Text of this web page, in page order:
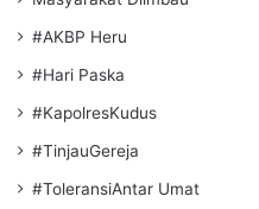
#AKBP Heru
#Hari Paska
#KapolresKudus
#TinjauGereja
#ToleransiAntar Umat